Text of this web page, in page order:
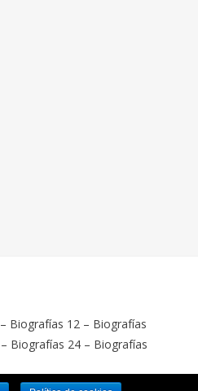
– Biografías 12 – Biografías
– Biografías 24 – Biografías